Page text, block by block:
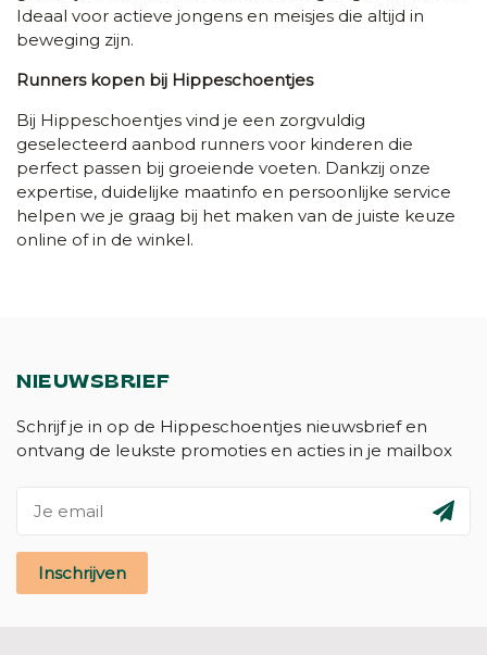
Ideaal voor actieve jongens en meisjes die altijd in
beweging zijn.
Runners kopen bij Hippeschoentjes
Bij Hippeschoentjes vind je een zorgvuldig
geselecteerd aanbod runners voor kinderen die
perfect passen bij groeiende voeten. Dankzij onze
expertise, duidelijke maatinfo en persoonlijke service
helpen we je graag bij het maken van de juiste keuze
online of in de winkel.
NIEUWSBRIEF
Schrijf je in op de Hippeschoentjes nieuwsbrief en
ontvang de leukste promoties en acties in je mailbox
Inschrijven